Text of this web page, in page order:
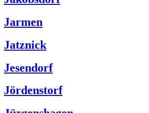
Jarmen
Jatznick
Jesendorf
Jördenstorf